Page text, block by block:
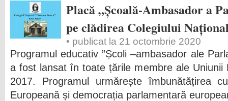
Placă „Școală-Ambasador a
pe clădirea Colegiului
• publicat la 21 octombrie 2020
Programul educativ ”Școli –ambasador ale
a fost lansat în toate țările membre ale Uniunii
2017. Programul urmărește îmbunătățirea
Europeană și democrația parlamentară